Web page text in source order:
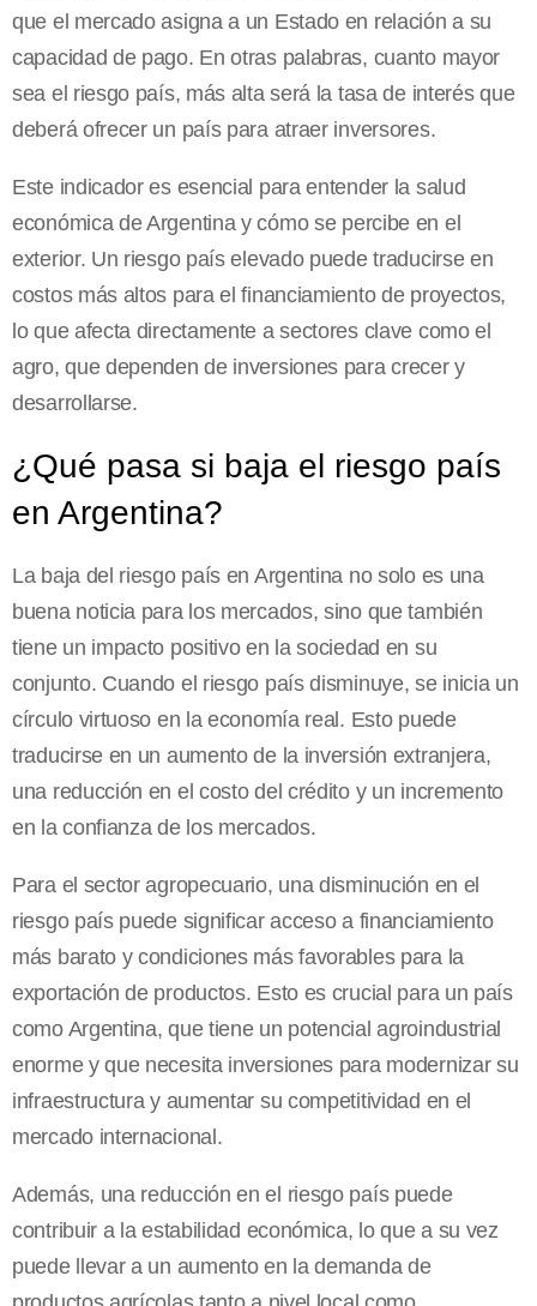
que el mercado asigna a un Estado en relación a su
capacidad de pago. En otras palabras, cuanto mayor
sea el riesgo país, más alta será la tasa de interés que
deberá ofrecer un país para atraer inversores.
Este indicador es esencial para entender la salud
económica de Argentina y cómo se percibe en el
exterior. Un riesgo país elevado puede traducirse en
costos más altos para el financiamiento de proyectos,
lo que afecta directamente a sectores clave como el
agro, que dependen de inversiones para crecer y
desarrollarse.
¿Qué pasa si baja el riesgo país
en Argentina?
La baja del riesgo país en Argentina no solo es una
buena noticia para los mercados, sino que también
tiene un impacto positivo en la sociedad en su
conjunto. Cuando el riesgo país disminuye, se inicia un
círculo virtuoso en la economía real. Esto puede
traducirse en un aumento de la inversión extranjera,
una reducción en el costo del crédito y un incremento
en la confianza de los mercados.
Para el sector agropecuario, una disminución en el
riesgo país puede significar acceso a financiamiento
más barato y condiciones más favorables para la
exportación de productos. Esto es crucial para un país
como Argentina, que tiene un potencial agroindustrial
enorme y que necesita inversiones para modernizar su
infraestructura y aumentar su competitividad en el
mercado internacional.
Además, una reducción en el riesgo país puede
contribuir a la estabilidad económica, lo que a su vez
puede llevar a un aumento en la demanda de